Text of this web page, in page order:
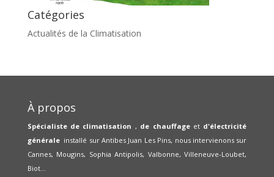
Catégories
Actualités de la Climatisation
À propos
Spécialiste de climatisation , de chauffageet d'électricité
générale installé sur Antibes Juan Les Pins, nous intervienons sur
Cannes, Mougins, Sophia Antipolis, Valbonne, Villeneuve-Loubet,
Biot...